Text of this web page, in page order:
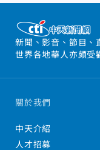
新聞、影音、節目、
世界各地華人亦頗受
關於我們
中天介紹
人才招募